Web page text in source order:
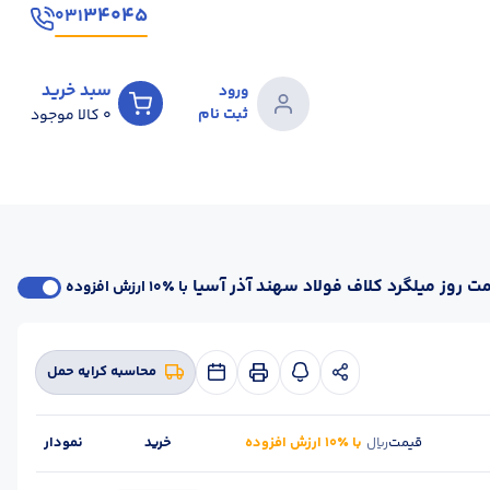
۳۴۰۴۵۰۳۱
ورود
ثبت نام
سبد خرید
0 کالا موجود
روز میلگرد کلاف فولاد سهند آذر آسیا با ٪۱۰ ارزش افزوده
محاسبه کرایه حمل
قیمتریال با ٪۱۰ ارزش افزوده خرید نمودار